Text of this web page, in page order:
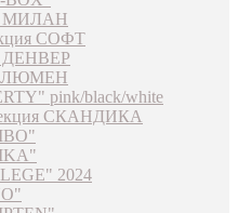
МИЛАН
СОФТ
ДЕНВЕР
ЛЮМЕН
pink/black/white
СКАНДИКА
2024